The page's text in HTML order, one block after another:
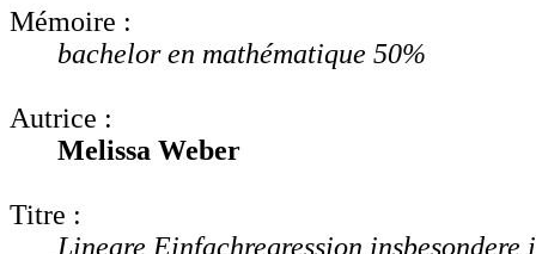
Mémoire :
bachelor en mathématique 50%
Autrice :
Melissa Weber
Titre :
Lineare Einfachregression insbesondere